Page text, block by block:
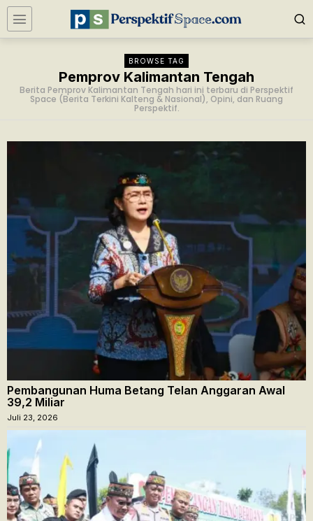
BROWSE TAG
Pemprov Kalimantan Tengah
Berita Pemprov Kalimantan Tengah hari ini terbaru di Perspektif
Space (Berita Terkini Kalteng & Nasional), Opini, dan Ruang
Perspektif.
Pembangunan Huma Betang Telan Anggaran Awal
39,2 Miliar
Juli 23, 2026